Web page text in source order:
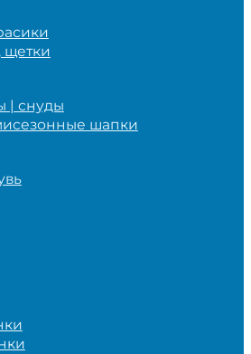
щетки
| снуды
шапки